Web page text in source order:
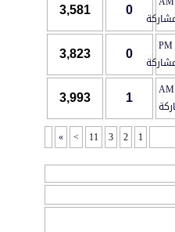
0
3,581
0
3,823
1
3,993
1
2
3
11
>
»